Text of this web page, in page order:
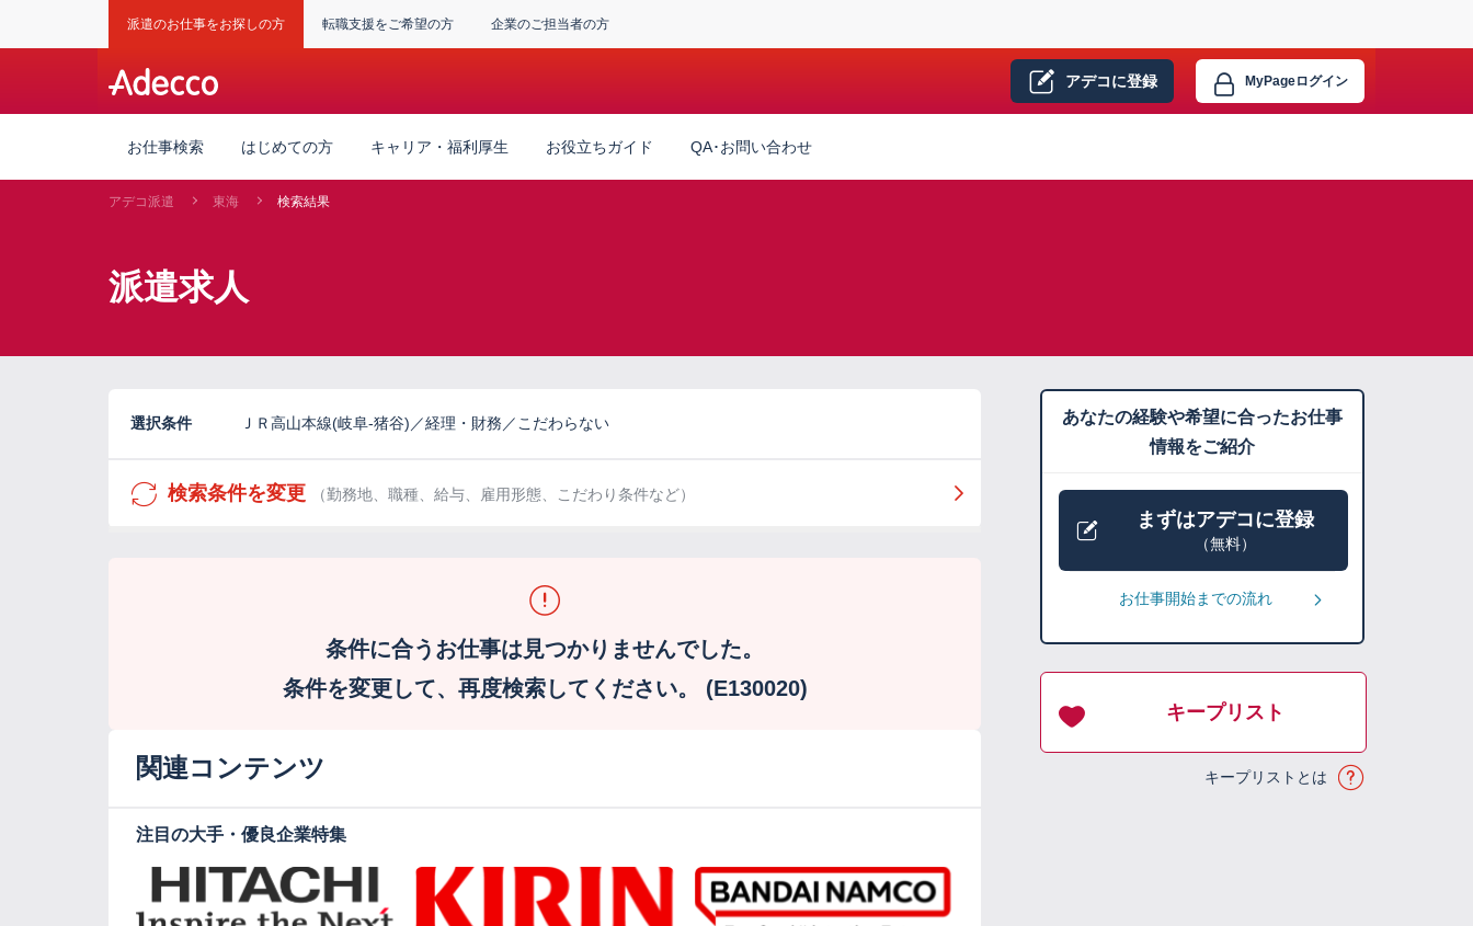
派遣のお仕事をお探しの方 転職支援をご希望の方 企業のご担当者の方
アデコに登録 MyPageログイン
お仕事検索 はじめての方 キャリア・福利厚生 お役立ちガイド QA･お問い合わせ
アデコ派遣 東海 検索結果
派遣求人
選択条件 ＪＲ高山本線(岐阜-猪谷)／経理・財務／こだわらない
検索条件を変更 （勤務地、職種、給与、雇用形態、こだわり条件など）
条件に合うお仕事は見つかりませんでした。
条件を変更して、再度検索してください。 (E130020)
関連コンテンツ
注目の大手・優良企業特集
あなたの経験や希望に合ったお仕事
情報をご紹介
まずはアデコに登録
（無料）
お仕事開始までの流れ
キープリスト
キープリストとは